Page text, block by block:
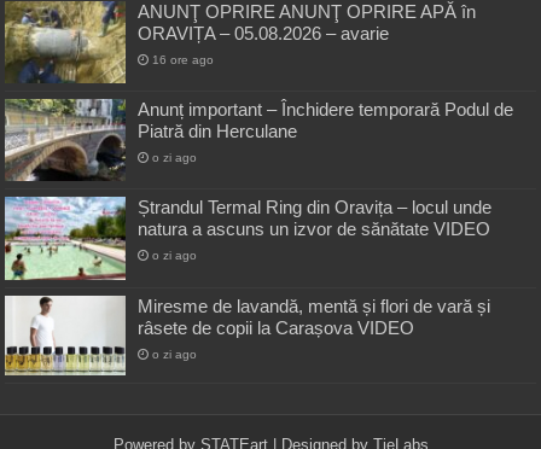
ANUNŢ OPRIRE ANUNŢ OPRIRE APĂ în
ORAVIȚA – 05.08.2026 – avarie
16 ore ago
Anunț important – Închidere temporară Podul de
Piatră din Herculane
o zi ago
Ștrandul Termal Ring din Oravița – locul unde
natura a ascuns un izvor de sănătate VIDEO
o zi ago
Miresme de lavandă, mentă și flori de vară și
râsete de copii la Carașova VIDEO
o zi ago
Powered by STATEart| Designed by TieLabs